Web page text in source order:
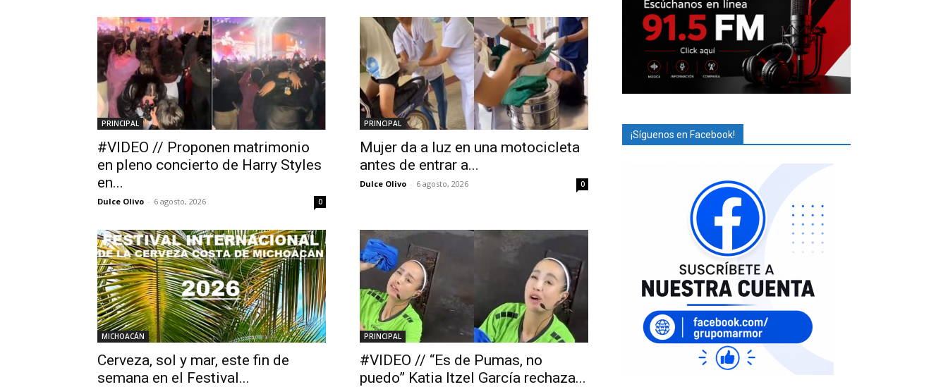
PRINCIPAL
#VIDEO // Proponen matrimonio
en pleno concierto de Harry Styles
en...
Dulce Olivo - 6 agosto, 2026 0
PRINCIPAL
Mujer da a luz en una motocicleta
antes de entrar a...
Dulce Olivo - 6 agosto, 2026 0
MICHOACÁN
Cerveza, sol y mar, este fin de
semana en el Festival...
PRINCIPAL
#VIDEO // “Es de Pumas, no
puedo” Katia Itzel García rechaza...
¡Síguenos en Facebook!